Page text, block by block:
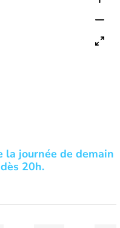
la journée de demain
20h.